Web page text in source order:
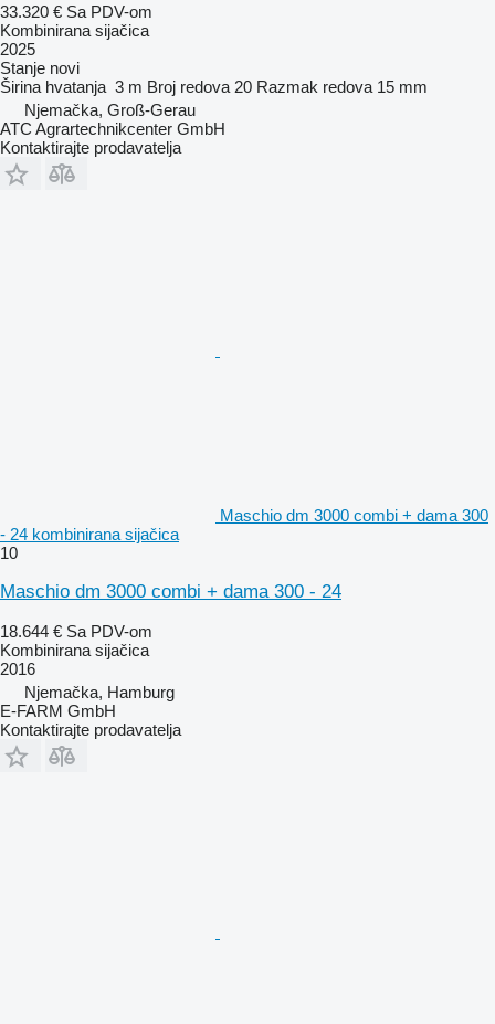
33.320 € Sa PDV-om
Kombinirana sijačica
2025
Stanje novi
Širina hvatanja 3 m Broj redova 20 Razmak redova 15 mm
Njemačka, Groß-Gerau
ATC Agrartechnikcenter GmbH
Kontaktirajte prodavatelja
Maschio dm 3000 combi + dama 300
- 24 kombinirana sijačica
10
Maschio dm 3000 combi + dama 300 - 24
18.644 € Sa PDV-om
Kombinirana sijačica
2016
Njemačka, Hamburg
E-FARM GmbH
Kontaktirajte prodavatelja